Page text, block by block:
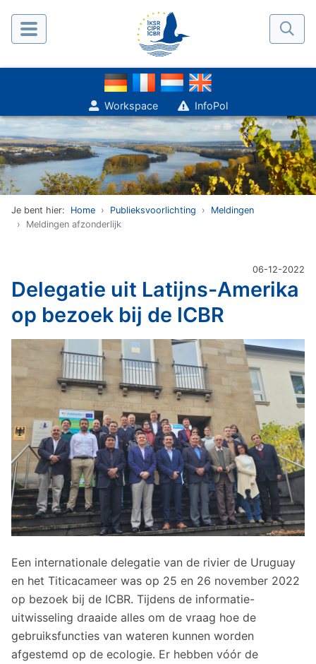
Workspace InfoPol
Je bent hier: Home Publieksvoorlichting
Meldingen
Meldingen afzonderlijk
06-12-2022
Delegatie uit Latijns-Amerika
op bezoek bij de ICBR
Een internationale delegatie van de rivier de Uruguay
en het Titicacameer was op 25 en 26 november 2022
op bezoek bij de ICBR. Tijdens de informatie-
uitwisseling draaide alles om de vraag hoe de
gebruiksfuncties van wateren kunnen worden
afgestemd op de ecologie. Er hebben vóór de